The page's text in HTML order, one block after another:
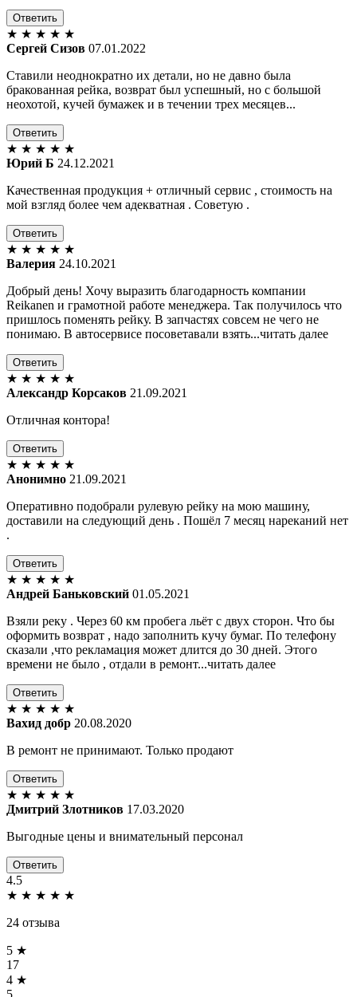
Ответить
★ ★ ★ ★ ★
Сергей Сизов 07.01.2022
Ставили неоднократно их детали, но не давно была
бракованная рейка, возврат был успешный, но с большой
неохотой, кучей бумажек и в течении трех месяцев...
Ответить
★ ★ ★ ★ ★
Юрий Б 24.12.2021
Качественная продукция + отличный сервис , стоимость на
мой взгляд более чем адекватная . Советую .
Ответить
★ ★ ★ ★ ★
Валерия 24.10.2021
Добрый день! Хочу выразить благодарность компании
Reikanen и грамотной работе менеджера. Так получилось что
пришлось поменять рейку. В запчастях совсем не чего не
понимаю. В автосервисе посоветавали взять...читать далее
Ответить
★ ★ ★ ★ ★
Александр Корсаков 21.09.2021
Отличная контора!
Ответить
★ ★ ★ ★ ★
Анонимно 21.09.2021
Оперативно подобрали рулевую рейку на мою машину,
доставили на следующий день . Пошёл 7 месяц нареканий нет
.
Ответить
★ ★ ★ ★ ★
Андрей Баньковский 01.05.2021
Взяли реку . Через 60 км пробега льёт с двух сторон. Что бы
оформить возврат , надо заполнить кучу бумаг. По телефону
сказали ,что рекламация может длится до 30 дней. Этого
времени не было , отдали в ремонт...читать далее
Ответить
★ ★ ★ ★ ★
Вахид добр 20.08.2020
В ремонт не принимают. Только продают
Ответить
★ ★ ★ ★ ★
Дмитрий Злотников 17.03.2020
Выгодные цены и внимательный персонал
Ответить
4.5
★ ★ ★ ★ ★
24 отзыва
5 ★
17
4 ★